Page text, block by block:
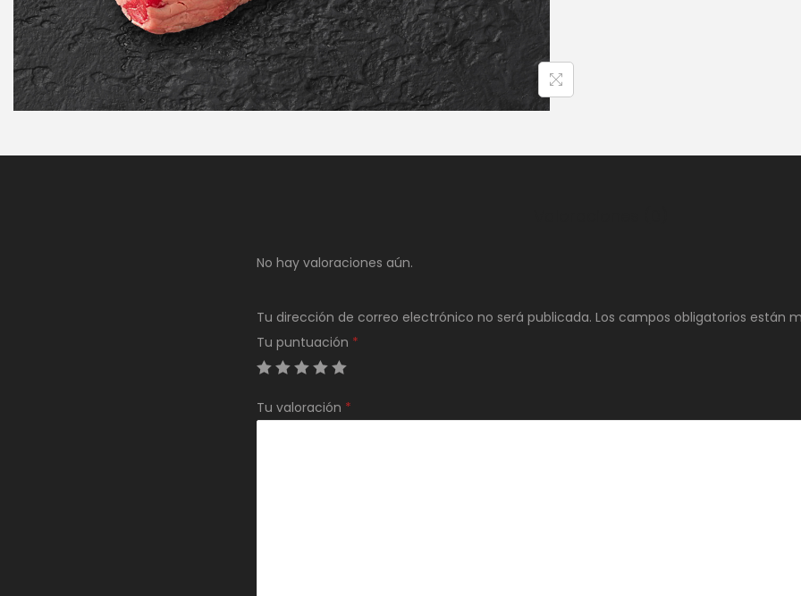
No hay valoraciones aún.
Tu dirección de correo electrónico no será publicada. Los campos obligatorios están
Tu puntuación *
Tu valoración *